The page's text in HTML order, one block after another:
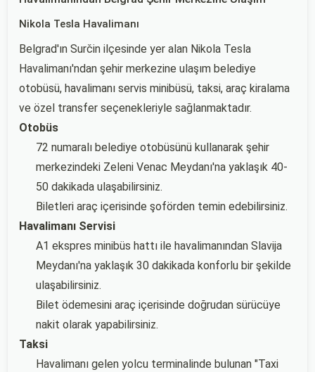
Nikola Tesla Havalimanı
Belgrad'ın Surčin ilçesinde yer alan Nikola Tesla
Havalimanı'ndan şehir merkezine ulaşım belediye
otobüsü, havalimanı servis minibüsü, taksi, araç kiralama
ve özel transfer seçenekleriyle sağlanmaktadır.
Otobüs
72 numaralı belediye otobüsünü kullanarak şehir
merkezindeki Zeleni Venac Meydanı'na yaklaşık 40-
50 dakikada ulaşabilirsiniz.
Biletleri araç içerisinde şoförden temin edebilirsiniz.
Havalimanı Servisi
A1 ekspres minibüs hattı ile havalimanından Slavija
Meydanı'na yaklaşık 30 dakikada konforlu bir şekilde
ulaşabilirsiniz.
Bilet ödemesini araç içerisinde doğrudan sürücüye
nakit olarak yapabilirsiniz.
Taksi
Havalimanı gelen yolcu terminalinde bulunan "Taxi